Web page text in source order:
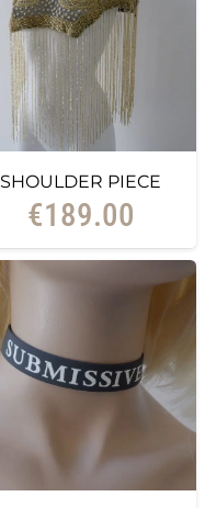
SHOULDER PIECE
€189.00